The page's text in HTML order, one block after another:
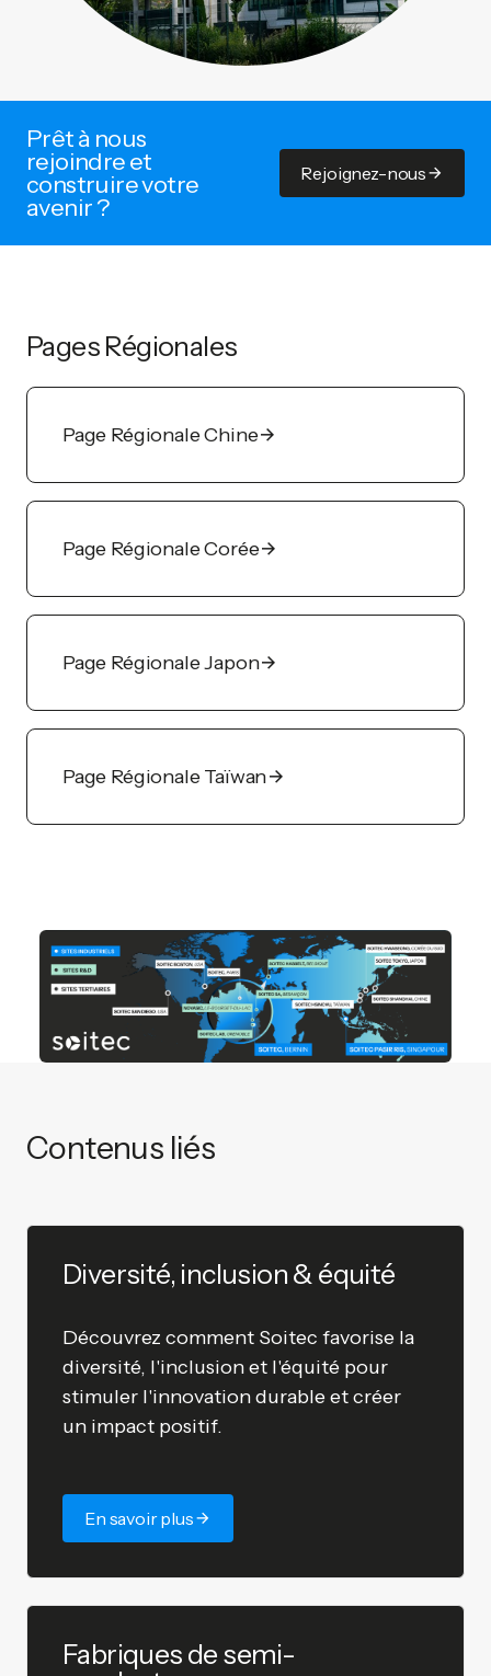
Prêt à nous
rejoindre et
construire votre
avenir ?
Rejoignez-nous
Pages Régionales
Page Régionale Chine
Page Régionale Corée
Page Régionale Japon
Page Régionale Taïwan
Contenus liés
Diversité, inclusion & équité
Découvrez comment Soitec favorise la
diversité, l'inclusion et l'équité pour
stimuler l'innovation durable et créer
un impact positif.
En savoir plus
Fabriques de semi-